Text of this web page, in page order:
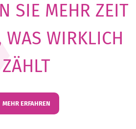
SIE MEHR ZEIT
WAS WIRKLICH
ZÄHLT
MEHR ERFAHREN